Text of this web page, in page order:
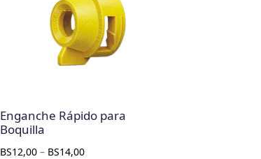
Enganche Rápido para
Boquilla
BS12,00 – BS14,00